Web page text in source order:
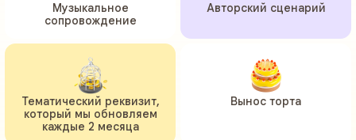
Музыкальное
сопровождение
Авторский сценарий
Вынос торта
Тематический реквизит,
который мы обновляем
каждые 2 месяца